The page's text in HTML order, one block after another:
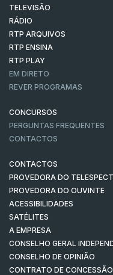
TELEVISÃO
RÁDIO
RTP ARQUIVOS
RTP ENSINA
RTP PLAY
EM DIRETO
REVER PROGRAMAS
CONCURSOS
PERGUNTAS FREQUENTES
CONTACTOS
CONTACTOS
PROVEDORA DO
PROVEDORA DO OUVINTE
ACESSIBILIDADES
SATÉLITES
A EMPRESA
CONSELHO GERAL
CONSELHO DE OPINIÃO
CONTRATO DE